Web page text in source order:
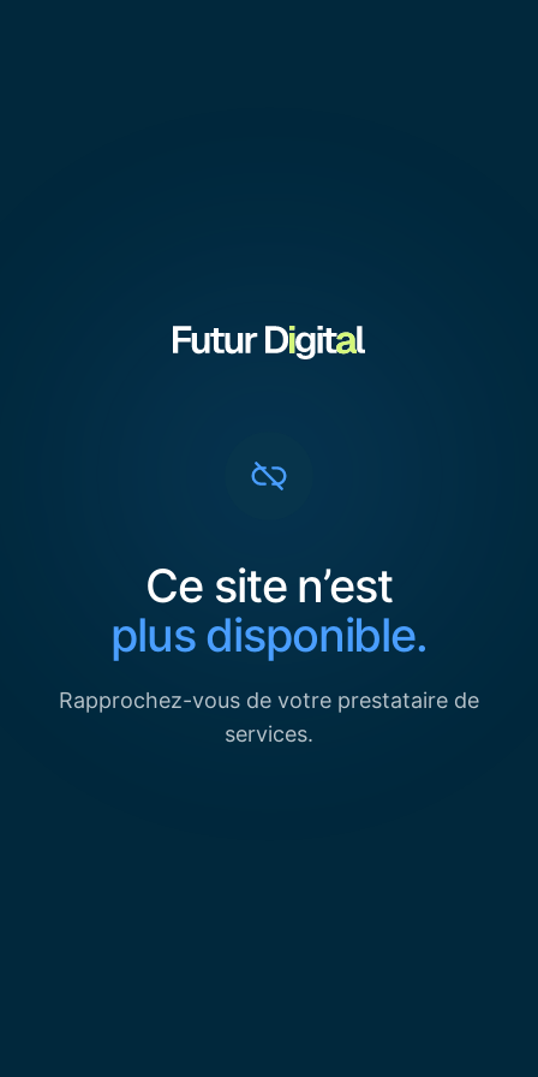
Ce site n’est
plus disponible.
Rapprochez-vous de votre prestataire de
services.